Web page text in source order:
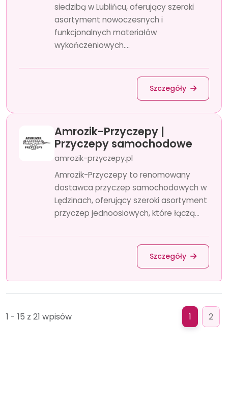
siedzibą w Lublińcu, oferujący szeroki
asortyment nowoczesnych i
funkcjonalnych materiałów
wykończeniowych....
Szczegóły
Amrozik-Przyczepy |
Przyczepy samochodowe
amrozik-przyczepy.pl
Amrozik-Przyczepy to renomowany
dostawca przyczep samochodowych w
Lędzinach, oferujący szeroki asortyment
przyczep jednoosiowych, które łączą...
Szczegóły
1 - 15 z 21 wpisów 1 2